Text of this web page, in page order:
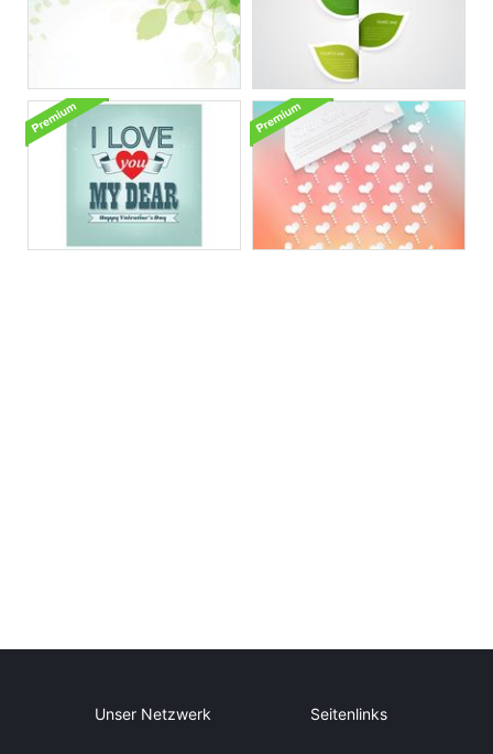
Unser Netzwerk Seitenlinks